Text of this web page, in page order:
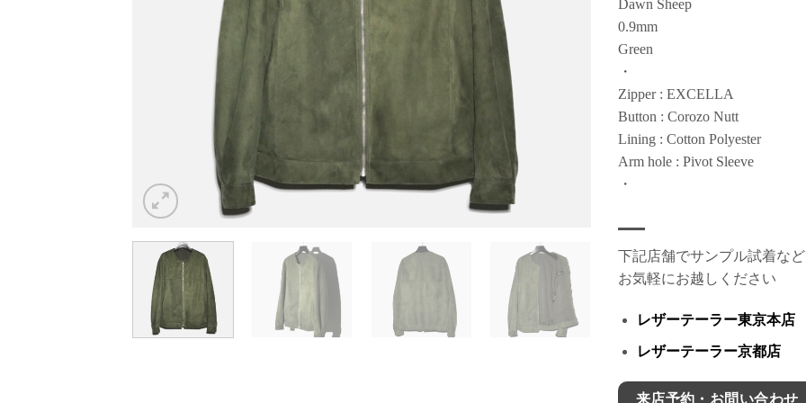
Dawn Sheep
0.9mm
Green
・
Zipper : EXCELLA
Button : Corozo Nutt
Lining : Cotton Polyester
Arm hole : Pivot Sleeve
・
下記店舗でサンプル試着な
お気軽にお越しください
レザーテーラー東京本店
レザーテーラー京都店
来店予約・お問い合わせ